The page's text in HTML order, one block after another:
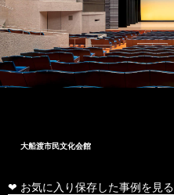
大船渡市民文化会館
❤ お気に入り保存した事例を見る